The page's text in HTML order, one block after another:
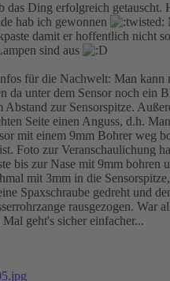
das Ding erfolgreich getauscht.
hab ich gewonnen
damit er hoffentlich nicht
sind aus
für die Nachwelt: Man kann
da unter dem Sensor noch ein
Abstand zur Sensorspitze.
Seite einen Anguss, d.h.
mit einem 9mm Bohrer weg
Foto zur Veranschaulichung
bis zur Nase mit 9mm bohren
mit 3mm in die
Spaxschraube gedreht und
rausgezogen. War
geht's sicher einfacher...